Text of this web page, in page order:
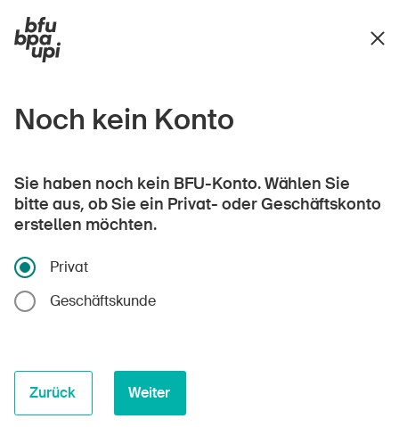
Noch kein Konto
Sie haben noch kein BFU-Konto. Wählen Sie
bitte aus, ob Sie ein Privat- oder Geschäftskonto
erstellen möchten.
Privat
Geschäftskunde
Zurück Weiter